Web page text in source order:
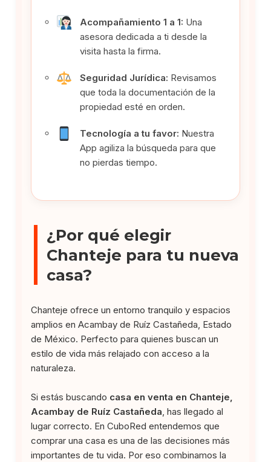
Acompañamiento 1 a 1: Una
asesora dedicada a ti desde la
visita hasta la firma.
Seguridad Jurídica: Revisamos
que toda la documentación de la
propiedad esté en orden.
Tecnología a tu favor: Nuestra
App agiliza la búsqueda para que
no pierdas tiempo.
¿Por qué elegir
Chanteje para tu nueva
casa?
Chanteje ofrece un entorno tranquilo y espacios
amplios en Acambay de Ruíz Castañeda, Estado
de México. Perfecto para quienes buscan un
estilo de vida más relajado con acceso a la
naturaleza.
Si estás buscando casa en venta en Chanteje,
Acambay de Ruíz Castañeda , has llegado al
lugar correcto. En CuboRed entendemos que
comprar una casa es una de las decisiones más
importantes de tu vida. Por eso combinamos la